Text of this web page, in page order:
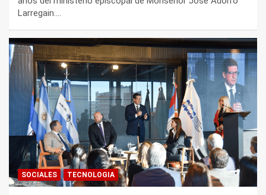
Larregain.…
SOCIALES TECNOLOGIA